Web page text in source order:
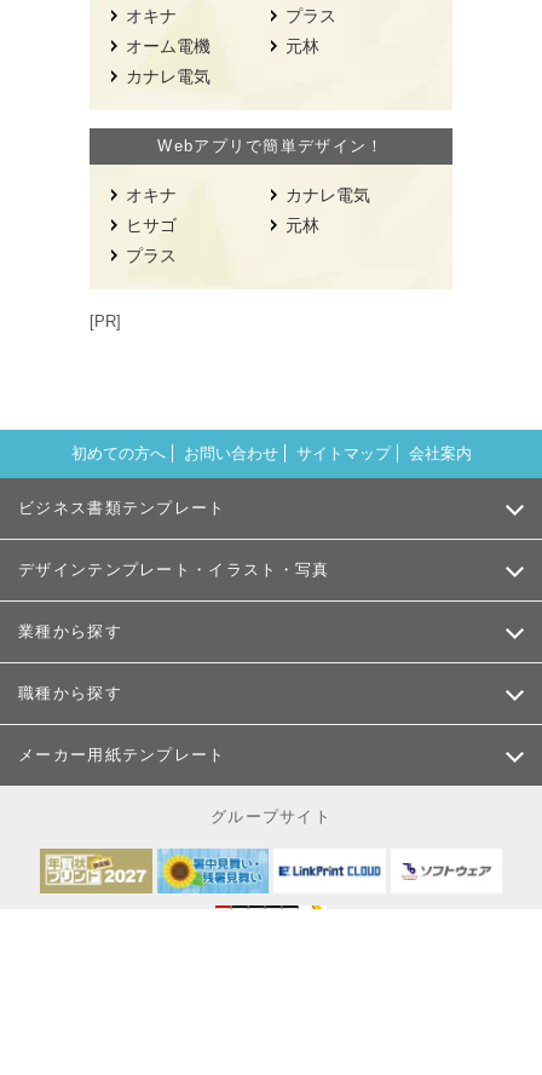
オキナ
オーム電機
カナレ電気
プラス
元林
Webアプリで簡単デザイン！
オキナ
ヒサゴ
プラス
カナレ電気
元林
[PR]
初めての方へ お問い合わせ サイトマップ 会社案内
ビジネス書類テンプレート
デザインテンプレート・イラスト・写真
業種から探す
職種から探す
メーカー用紙テンプレート
グループサイト